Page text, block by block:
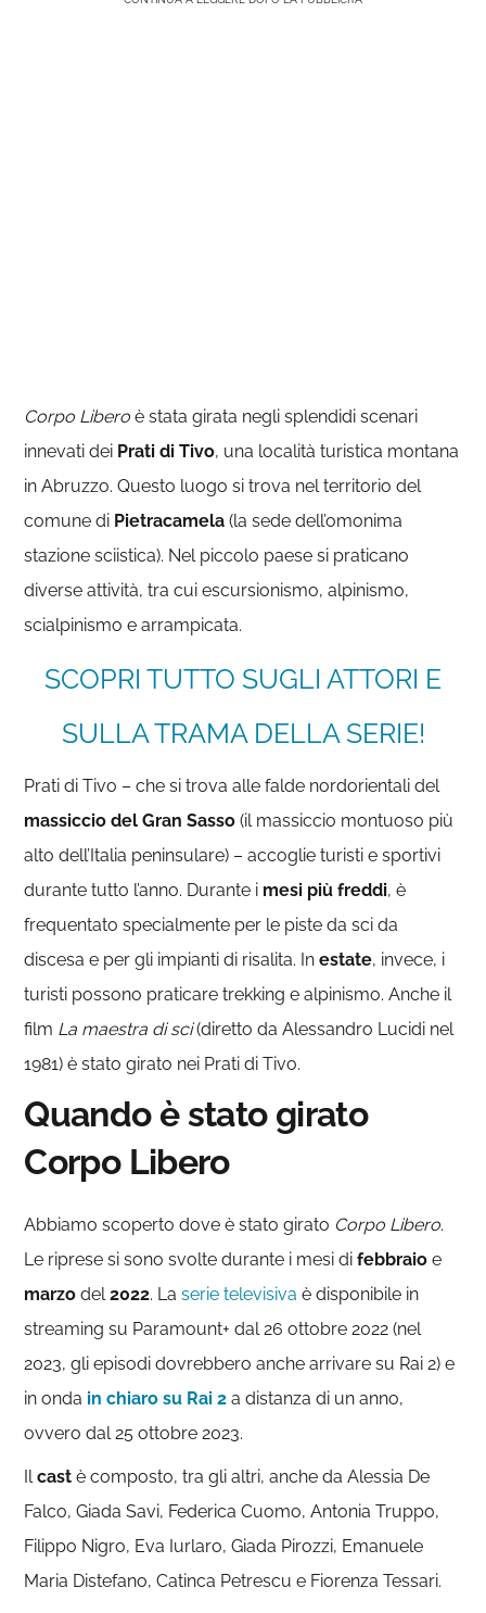
Corpo Libero è stata girata negli splendidi scenari
innevati dei Prati di Tivo, una località turistica montana
in Abruzzo. Questo luogo si trova nel territorio del
comune di Pietracamela (la sede dell’omonima
stazione sciistica). Nel piccolo paese si praticano
diverse attività, tra cui escursionismo, alpinismo,
scialpinismo e arrampicata.
SCOPRI TUTTO SUGLI ATTORI E
SULLA TRAMA DELLA SERIE!
Prati di Tivo – che si trova alle falde nordorientali del
massiccio del Gran Sasso (il massiccio montuoso più
alto dell’Italia peninsulare) – accoglie turisti e sportivi
durante tutto l’anno. Durante i mesi più freddi, è
frequentato specialmente per le piste da sci da
discesa e per gli impianti di risalita. Inestate, invece, i
turisti possono praticare trekking e alpinismo. Anche il
film La maestra di sci(diretto da Alessandro Lucidi nel
1981) è stato girato nei Prati di Tivo.
Quando è stato girato
Corpo Libero
Abbiamo scoperto dove è stato girato Corpo Libero.
Le riprese si sono svolte durante i mesi difebbraio e
marzo del2022. Laserie televisiva è disponibile in
streaming su Paramount+ dal 26 ottobre 2022 (nel
2023, gli episodi dovrebbero anche arrivare su Rai 2) e
in onda in chiaro su Rai 2 a distanza di un anno,
ovvero dal 25 ottobre 2023.
Ilcast è composto, tra gli altri, anche da Alessia De
Falco, Giada Savi, Federica Cuomo, Antonia Truppo,
Filippo Nigro, Eva Iurlaro, Giada Pirozzi, Emanuele
Maria Distefano, Catinca Petrescu e Fiorenza Tessari.